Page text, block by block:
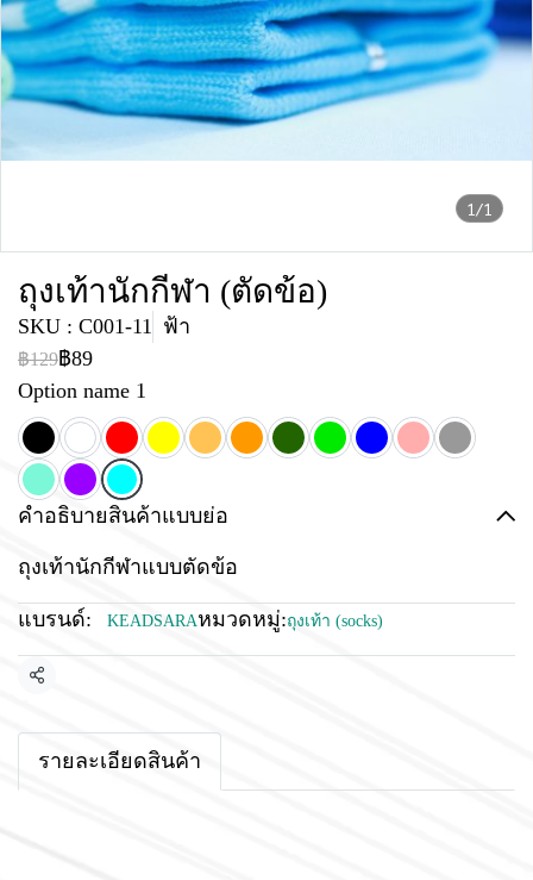
1/1
ถุงเท้านักกีฬา (ตัดข้อ)
SKU : C001-11 ฟ้า
฿129฿89
Option name 1
คำอธิบายสินค้าแบบย่อ
ถุงเท้านักกีฬาแบบตัดข้อ
แบรนด์: KEADSARAหมวดหมู่:ถุงเท้า (socks)
แชร์
รายละเอียดสินค้า